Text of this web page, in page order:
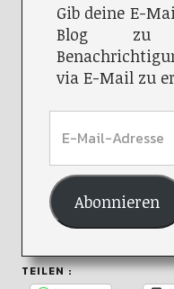
Gib deine E-
Blog zu
via E-Mail zu
Abonnieren
TEILEN :